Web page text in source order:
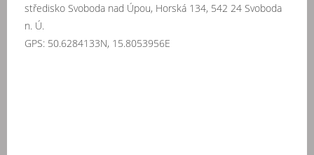
středisko Svoboda nad Úpou, Horská 134, 542 24 Svoboda
n. Ú.
GPS: 50.6284133N, 15.8053956E